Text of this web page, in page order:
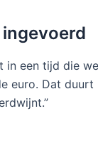
een tijd die
euro. Dat